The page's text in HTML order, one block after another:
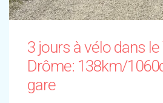
3 jours à vélo dans
Drôme: 138km/
gare